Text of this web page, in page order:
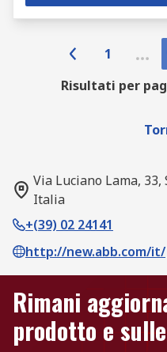
1
Risultati per
Via Luciano Lama, 33,
Italia
+(39) 02 24141
http://new.abb.com/it/
Rimani
prodotto e